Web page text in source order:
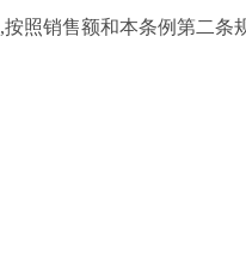
,按照销售额和本条例第二条